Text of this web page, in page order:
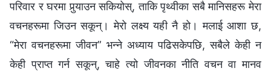
परिवार र घरमा पुर्‍याउन सकियोस्, ताकि पृथ्वीका सबै मानिसहरू मेरा
वचनहरूमा जिउन सकून्। मेरो लक्ष्य यही नै हो। मलाई आशा छ,
“मेरा वचनहरूमा जीवन” भन्‍ने अध्याय पढिसकेपछि, सबैले केही न
केही प्राप्त गर्न सकून्, चाहे त्यो जीवनका नीति वचन वा मानव